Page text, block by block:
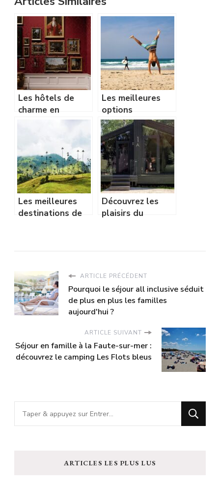
Les hôtels de
charme en
Normandie pour
Les meilleures
options
d’hébergement
pour des
vacances en
famille
inoubliables en
Bretagne
Les meilleures
destinations de
meilleures
Découvrez les
plaisirs du
ARTICLE PRÉCÉDENT
Pourquoi le séjour all inclusive séduit
de plus en plus les familles
aujourd'hui ?
ARTICLE SUIVANT
Séjour en famille à la Faute-sur-mer :
découvrez le camping Les Flots bleus
Vous
recherchiez
ARTICLES LES PLUS LUS